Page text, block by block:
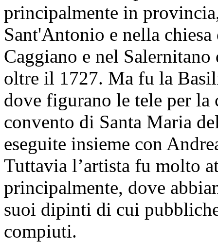
principalmente in
Sant'Antonio e nella
Caggiano e nel
oltre il 1727. Ma fu la
dove figurano le tele per la
convento di Santa Maria
eseguite insieme con
Tuttavia l’artista fu molto
principalmente, dove
suoi dipinti di cui
compiuti.